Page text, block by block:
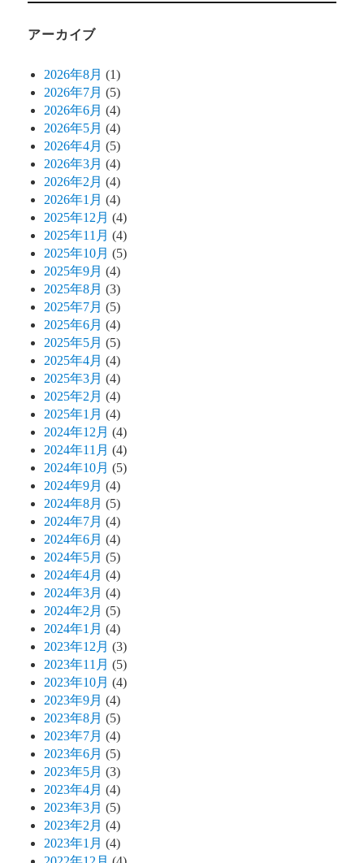
アーカイブ
2026年8月 (1)
2026年7月 (5)
2026年6月 (4)
2026年5月 (4)
2026年4月 (5)
2026年3月 (4)
2026年2月 (4)
2026年1月 (4)
2025年12月 (4)
2025年11月 (4)
2025年10月 (5)
2025年9月 (4)
2025年8月 (3)
2025年7月 (5)
2025年6月 (4)
2025年5月 (5)
2025年4月 (4)
2025年3月 (4)
2025年2月 (4)
2025年1月 (4)
2024年12月 (4)
2024年11月 (4)
2024年10月 (5)
2024年9月 (4)
2024年8月 (5)
2024年7月 (4)
2024年6月 (4)
2024年5月 (5)
2024年4月 (4)
2024年3月 (4)
2024年2月 (5)
2024年1月 (4)
2023年12月 (3)
2023年11月 (5)
2023年10月 (4)
2023年9月 (4)
2023年8月 (5)
2023年7月 (4)
2023年6月 (5)
2023年5月 (3)
2023年4月 (4)
2023年3月 (5)
2023年2月 (4)
2023年1月 (4)